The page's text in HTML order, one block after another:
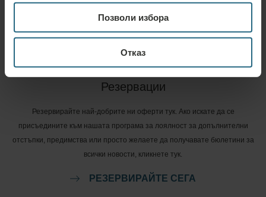
Позволи избора
Отказ
нашата страница тук.
ЗАДАЙТЕ ВЪПРОС
Резервации
Резервирайте най-добрите ни оферти тук. Ако искате да се
присъедините към нашата програма за лоялност за допълнителни
отстъпки, предимства или просто желаете да получавате бюлетини за
всички новости, кликнете тук.
РЕЗЕРВИРАЙТЕ СЕГА